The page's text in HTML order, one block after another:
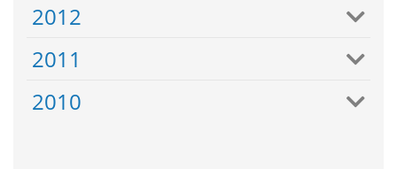
2012
2011
2010